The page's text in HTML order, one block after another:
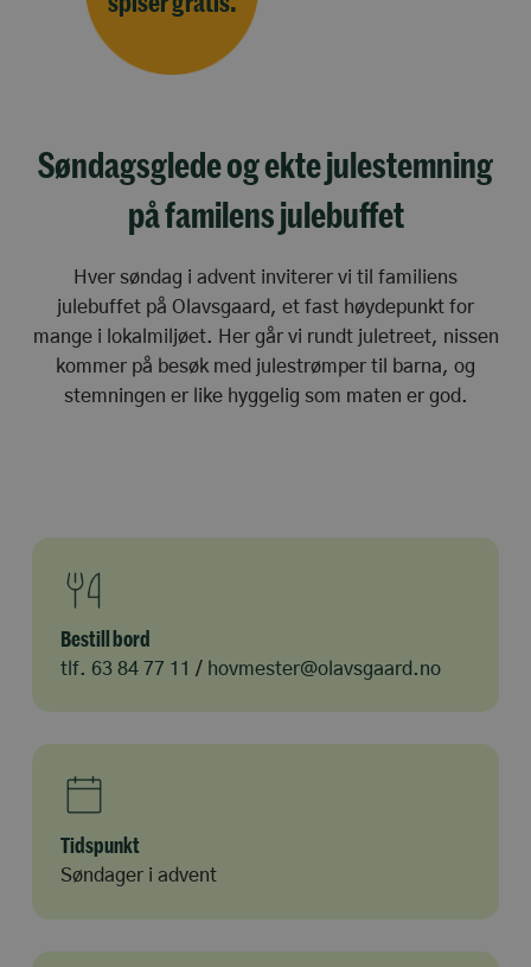
Søndagsglede og ekte julestemning
på familens julebuffet
Hver søndag i advent inviterer vi til familiens
julebuffet på Olavsgaard, et fast høydepunkt for
mange i lokalmiljøet. Her går vi rundt juletreet, nissen
kommer på besøk med julestrømper til barna, og
stemningen er like hyggelig som maten er god.
Bestill bord
tlf. 63 84 77 11 / hovmester@olavsgaard.no
Tidspunkt
Søndager i advent